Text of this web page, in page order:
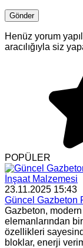
Henüz yorum
aracılığıyla siz
POPÜLER
İnşaat Malzemesi
23.11.2025 15:43
Güncel Gazbeton
Gazbeton,
elemanlarından
özellikleri
bloklar, enerji